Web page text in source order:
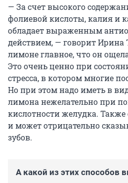
— За счет высокого
фолиевой кислоты, калия и
обладает выраженным
действием, — говорит
лимоне главное, что он
Это очень ценно при
стресса, в котором многие
Но при этом надо иметь в
лимона нежелательно при
кислотности желудка.
и может отрицательно
зубов.
А какой из этих способов